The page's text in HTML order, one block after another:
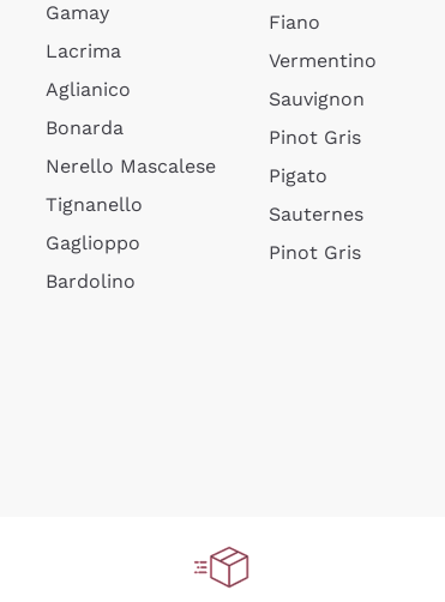
Gamay
Lacrima
Aglianico
Bonarda
Nerello Mascalese
Tignanello
Gaglioppo
Bardolino
Fiano
Vermentino
Sauvignon
Pinot Gris
Pigato
Sauternes
Pinot Gris